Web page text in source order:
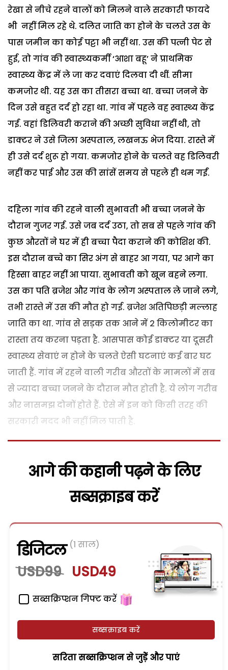
रेखा से नीचे रहने वालों को मिलने वाले सरकारी फायदे
भी नहीं मिल रहे थे. दलित जाति का होने के चलते उस के
पास जमीन का कोई पट्टा भी नहीं था. उस की पत्नी पेट से
हुई, तो गांव की स्वास्थ्यकर्मी ‘आशा बहू’ ने प्राथमिक
स्वास्थ्य केंद्र में ले जा कर दवाएं दिलवा दी थीं. सीमा
कमजोर थी. यह उस का तीसरा बच्चा था. बच्चा जनने के
दिन उसे बहुत दर्द हो रहा था. गांव में पहले वह स्वास्थ्य केंद्र
गई. वहां डिलिवरी कराने की अच्छी सुविधा नहीं थी, तो
डाक्टर ने उसे जिला अस्पताल, लखनऊ भेज दिया. रास्ते में
ही उसे दर्द शुरू हो गया. कमजोर होने के चलते वह डिलिवरी
नहीं कर पाई और उस की सांसें समय से पहले ही थम गईं.
दहिला गांव की रहने वाली सुभावती भी बच्चा जनने के
दौरान गुजर गई. उसे जब दर्द उठा, तो सब से पहले गांव की
कुछ औरतों ने घर में ही बच्चा पैदा कराने की कोशिश की.
इस दौरान बच्चे का सिर अंग से बाहर आ गया, पर आगे का
हिस्सा बाहर नहीं आ पाया. सुभावती को खून बहने लगा.
उस का पति ब्रजेश और गांव के लोग अस्पताल ले जाने लगे,
तभी रास्ते में उस की मौत हो गई. ब्रजेश अतिपिछड़ी मल्लाह
जाति का था. गांव से सड़क तक आने में 2 किलोमीटर का
रास्ता तय करना पड़ता है. आसपास कोई डाक्टर या दूसरी
स्वास्थ्य सेवाएं न होने के चलते ऐसी घटनाएं कई बार घट
जाती हैं. गांव में रहने वाली गरीब औरतों के मामलों में सब
से ज्यादा बच्चा जनने के दौरान मौत होती है. ये लोग गरीब
और नासमझ दोनों होते हैं. ऐसे में इन को किसी तरह की
सरकारी मदद भी नहीं मिल पाती है.
आगे की कहानी पढ़ने के लिए
सब्सक्राइब करें
डिजिटल (1 साल)
USD99 USD49
सब्सक्रिप्शन गिफ्ट करें
सब्सक्राइब करें
सरिता सब्सक्रिप्शन से जुड़ेें और पाएं